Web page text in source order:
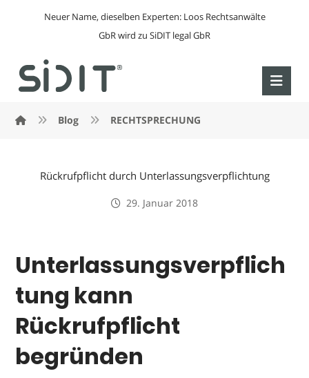
Neuer Name, dieselben Experten: Loos Rechtsanwälte
GbR wird zu SiDIT legal GbR
Blog RECHTSPRECHUNG
Rückrufpflicht durch Unterlassungsverpflichtung
29. Januar 2018
Unterlassungsverpflich
tung kann
Rückrufpflicht
begründen